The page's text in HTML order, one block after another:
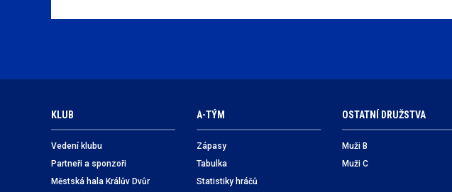
KLUB
Vedení klubu
Partneři a sponzoři
Městská hala Králův Dvůr
A-TÝM
Zápasy
Tabulka
Statistiky hráčů
OSTATNÍ DRUŽSTVA
Muži B
Muži C